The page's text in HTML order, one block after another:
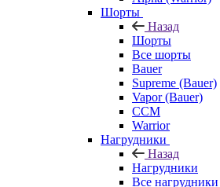
Шорты
Назад
Шорты
Все шорты
Bauer
Supreme (Bauer)
Vapor (Bauer)
CCM
Warrior
Нагрудники
Назад
Нагрудники
Все нагрудники